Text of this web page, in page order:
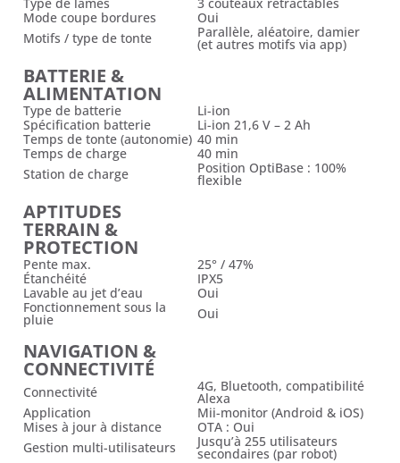
Mode coupe bordures
Oui
Motifs / type de tonte
Parallèle, aléatoire, damier
(et autres motifs via app)
BATTERIE &
ALIMENTATION
Type de batterie
Li-ion
Spécification batterie
Li-ion 21,6 V – 2 Ah
Temps de tonte (autonomie) 40 min
Temps de charge
40 min
Station de charge
Position OptiBase : 100%
flexible
APTITUDES
TERRAIN &
PROTECTION
Pente max.
25° / 47%
Étanchéité
IPX5
Lavable au jet d’eau
Oui
Fonctionnement sous la
pluie Oui
NAVIGATION &
CONNECTIVITÉ
Connectivité 4G, Bluetooth, compatibilité
Alexa
Application
Mii-monitor (Android & iOS)
Mises à jour à distance
OTA : Oui
Gestion multi-utilisateurs
Jusqu’à 255 utilisateurs
secondaires (par robot)